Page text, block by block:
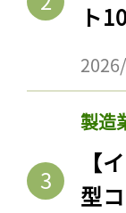
ト
製造
【
型